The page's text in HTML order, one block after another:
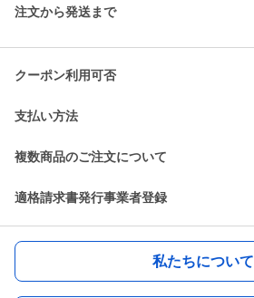
注文から発送まで
クーポン利用可否
支払い方法
複数商品のご注文について
適格請求書発行事業者登録
私たちについて